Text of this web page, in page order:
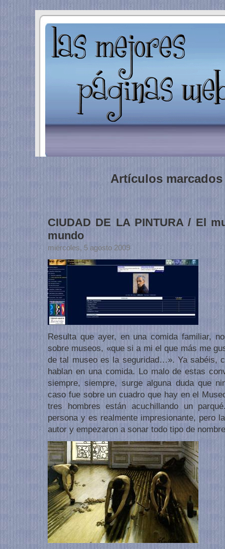
Artículos marcados
CIUDAD DE LA PINTURA / El
mundo
miércoles, 5 agosto 2009
Resulta que ayer, en una comida familiar,
sobre museos, «que si a mi el que más me
de tal museo es la seguridad…». Ya sabéis,
hablan en una comida. Lo malo de estas
siempre, siempre, surge alguna duda que
caso fue sobre un cuadro que hay en el
tres hombres están acuchillando un
persona y es realmente impresionante, pero
autor y empezaron a sonar todo tipo de